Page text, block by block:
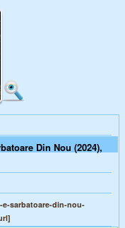
Din Nou (2024),
e-sarbatoare-din-nou-